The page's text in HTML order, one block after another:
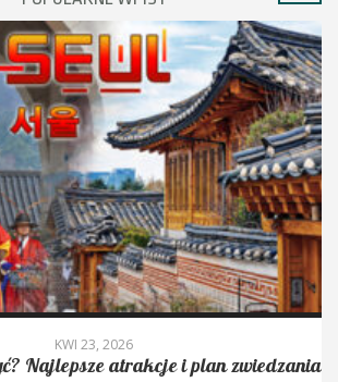
KWI 23, 2026
Najlepsze atrakcje i plan zwiedzania